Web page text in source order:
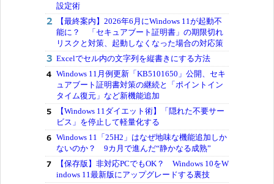
設定術
【最終案内】2026年6月にWindows 11が起動不
能に？ 「セキュアブート証明書」の期限切れ
リスクと対策、起動しなくなった場合の対応策
Excelでセル内の文字列を縦書きにする方法
Windows 11月例更新「KB5101650」公開、セキ
ュアブート証明書対策の継続と「ポイントイン
タイム復元」など新機能追加
【Windows 11ダイエット術】「隠れた不要サー
ビス」を停止して軽量化する
Windows 11「25H2」はなぜ地味な機能追加しか
ないのか？ 9カ月で進んだ“静かなる成熟”
【保存版】非対応PCでもOK？ Windows 10をW
indows 11最新版にアップグレードする裏技